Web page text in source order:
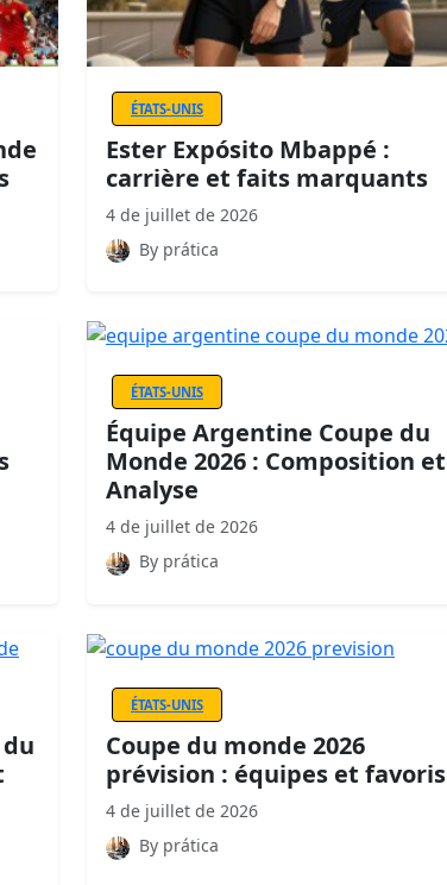
ÉTATS-UNIS
Ester Expósito Mbappé :
carrière et faits marquants
4 de juillet de 2026
By prática
ÉTATS-UNIS
Équipe Argentine Coupe du
Monde 2026 : Composition et
Analyse
4 de juillet de 2026
By prática
ÉTATS-UNIS
Coupe du monde 2026
prévision : équipes et favoris
4 de juillet de 2026
By prática